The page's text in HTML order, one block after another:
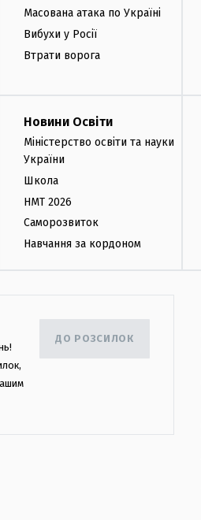
Масована атака по Україні
Вибухи у Росії
Втрати ворога
Новини Освіти
Міністерство освіти та науки
України
Школа
НМТ 2026
Саморозвиток
Навчання за кордоном
ДО РОЗСИЛОК